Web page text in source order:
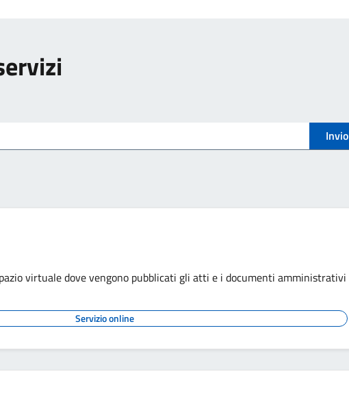
Invio
virtuale dove vengono pubblicati gli atti e i documenti amministrativi
Servizio online